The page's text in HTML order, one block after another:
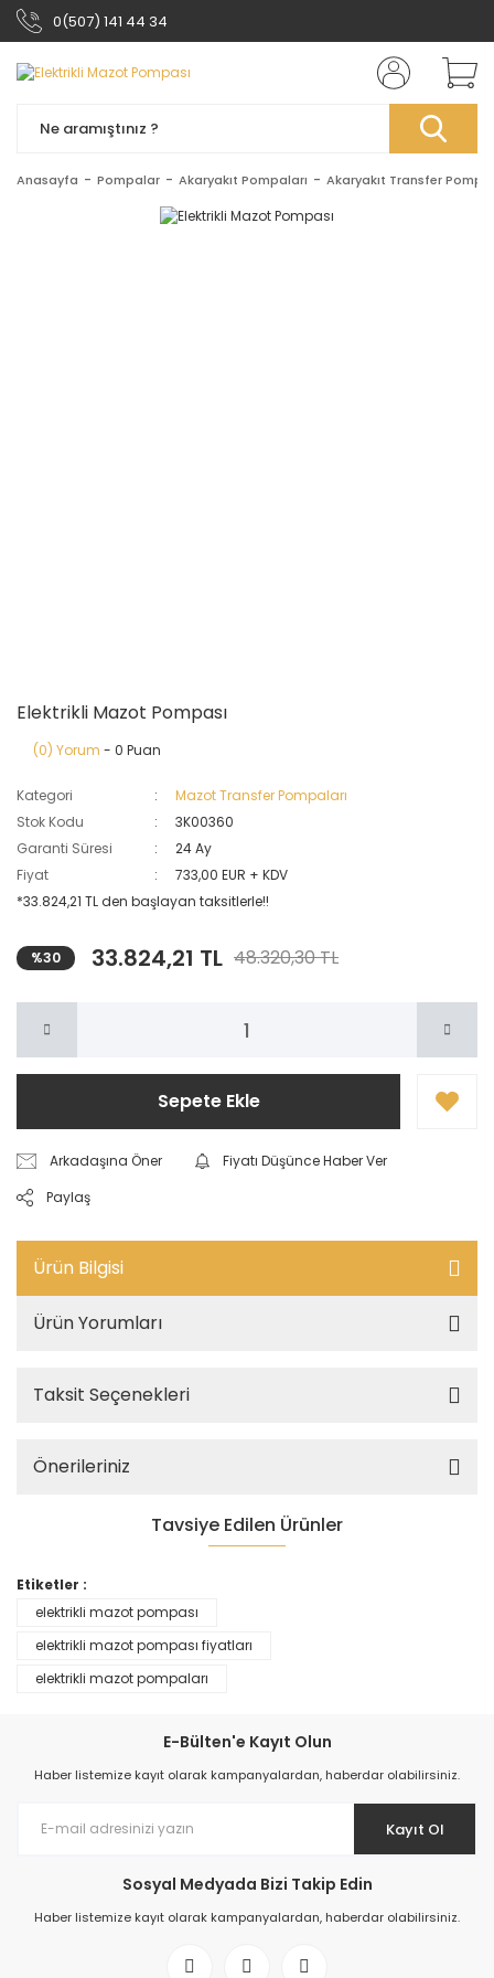
0(507) 141 44 34
Anasayfa Pompalar Akaryakıt Pompaları Akaryakıt Transfer
Elektrikli Mazot Pompası
(0) Yorum - 0 Puan
Kategori
Mazot Transfer Pompaları
Stok Kodu
3K00360
Garanti Süresi
24 Ay
Fiyat
733,00 EUR + KDV
*33.824,21 TL den başlayan taksitlerle!!
%30 33.824,21 TL 48.320,30 TL
Sepete Ekle
Arkadaşına Öner
Fiyatı Düşünce Haber Ver
Paylaş
Ürün Bilgisi
Ürün Yorumları
Taksit Seçenekleri
Önerileriniz
Tavsiye Edilen Ürünler
18.062,43 TL
Etiketler :
elektrikli mazot pompası
elektrikli mazot pompası fiyatları
elektrikli mazot pompaları
E-Bülten'e Kayıt Olun
Haber listemize kayıt olarak kampanyalardan, haberdar olabilirsiniz.
Kayıt Ol
Sosyal Medyada Bizi Takip Edin
Haber listemize kayıt olarak kampanyalardan, haberdar olabilirsiniz.